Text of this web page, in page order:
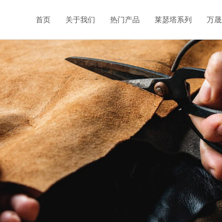
首页 关于我们 热门产品 莱瑟塔系列 万